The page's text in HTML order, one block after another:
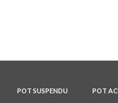
POT SUSPENDU POT